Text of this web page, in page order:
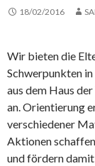
18/02/2016
Wir bieten die
Schwerpunkten
aus dem Haus
an. Orientierung
verschiedener
Aktionen
und fördern